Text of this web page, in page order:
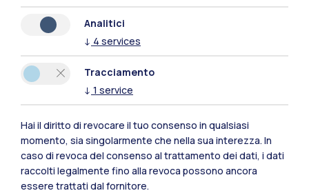
Residenze
Analitici
↓ 4 services
Tracciamento
↓ 1 service
Hai il diritto di revocare il tuo consenso in qualsiasi
momento, sia singolarmente che nella sua interezza. In
caso di revoca del consenso al trattamento dei dati, i dati
raccolti legalmente fino alla revoca possono ancora
essere trattati dal fornitore.